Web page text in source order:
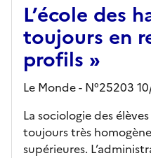
L’école des
toujours en
profils »
Le Monde - N°25203
La sociologie des
toujours très
supérieures.